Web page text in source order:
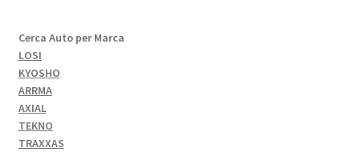
Cerca Auto per Marca
LOSI
KYOSHO
ARRMA
AXIAL
TEKNO
TRAXXAS